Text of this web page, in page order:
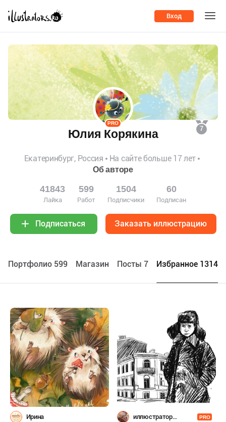
Вход
7
PRO
Юлия Корякина
Екатеринбург, Россия
На сайте больше 17 лет
Об авторе
41843
Лайка
599
Работ
1504
Подписчики
60
Подписан
Подписаться Заказать иллюстрацию
Портфолио 599 Maгазин Посты 7 Избранное 13144
Ирина
иллюстратор
PRO